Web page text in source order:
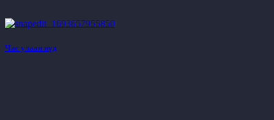
Час улаан нүд